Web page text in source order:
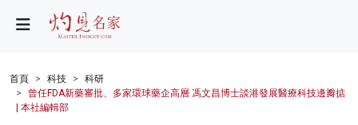
財經
生活
首頁 科技
科研
曾任FDA新藥審批、多家環球藥企高層 馮文昌博士談港發展醫療科技邊瓣掂
| 本社編輯部